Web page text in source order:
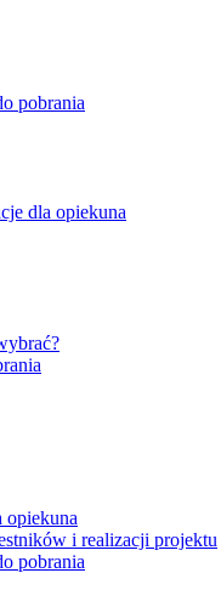
pobrania
dla opiekuna
opiekuna
i realizacji projektu
pobrania